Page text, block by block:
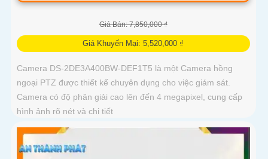
Giá Bán: 7,850,000 ₫
Giá Khuyến Mại: 5,520,000 ₫
Camera DS-2DE3A400BW-DEF1T5 là một Camera hồng
ngoại PTZ được thiết kế chuyên dụng cho việc giám sát.
Camera có độ phân giải cao lên đến 4 megapixel, cung cấp
hình ảnh rõ nét và chi tiết